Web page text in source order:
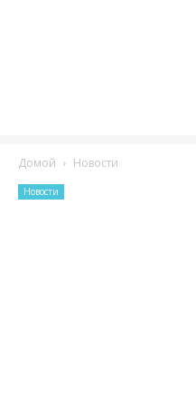
Домой Новости
Новости